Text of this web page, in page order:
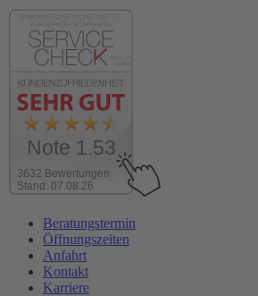
3632 Bewertungen
Stand: 07.08.26
Note 1.53
Inhalt
wechseln
Beratungstermin
Öffnungszeiten
Anfahrt
Kontakt
Karriere